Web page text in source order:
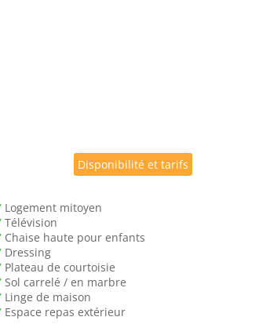
Logement mitoyen
Télévision
Chaise haute pour enfants
Dressing
Plateau de courtoisie
Sol carrelé / en marbre
Linge de maison
Espace repas extérieur
Disponibilité et tarifs